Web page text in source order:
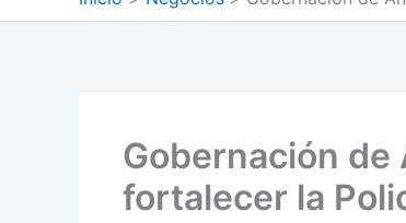
Gobernación
fortalecer la